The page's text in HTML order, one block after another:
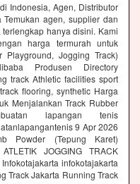
Indonesia, Agen, Distributor
agen, supplier dan
hanya disini. Kami
harga termurah untuk
Jogging Track)
Produsen Directory
track Athletic facilities sport
flooring, synthetic Harga
Menjalankan Track Rubber
lapangan tenis
9 Apr 2026
Powder (Tepung Karet)
JOGGING TRACK
infokotajakarta
Track Jakarta Running Track